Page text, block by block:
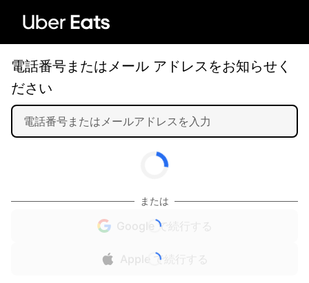
電話番号またはメール アドレスをお知らせく
ださい
または
Google で続行する
Apple で続行する